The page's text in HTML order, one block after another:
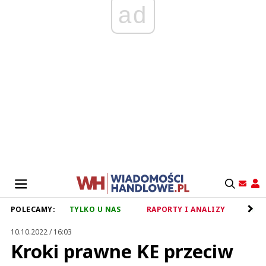
ad
POLECAMY: TYLKO U NAS RAPORTY I ANALIZY
10.10.2022 / 16:03
Kroki prawne KE przeciw